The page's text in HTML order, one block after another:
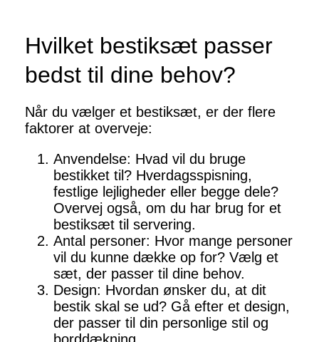
Hvilket bestiksæt passer
bedst til dine behov?
Når du vælger et bestiksæt, er der flere
faktorer at overveje:
Anvendelse: Hvad vil du bruge
bestikket til? Hverdagsspisning,
festlige lejligheder eller begge dele?
Overvej også, om du har brug for et
bestiksæt til servering.
Antal personer: Hvor mange personer
vil du kunne dække op for? Vælg et
sæt, der passer til dine behov.
Design: Hvordan ønsker du, at dit
bestik skal se ud? Gå efter et design,
der passer til din personlige stil og